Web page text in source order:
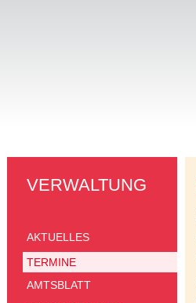
VERWALTUNG
AKTUELLES
TERMINE
AMTSBLATT